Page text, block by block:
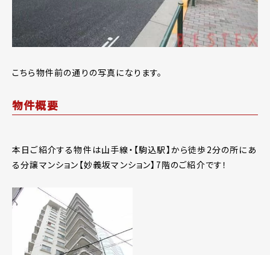
こちら物件前の通りの写真になります。
物件概要
本日ご紹介する物件は山手線・【駒込駅】から徒歩2分の所にあ
る分譲マンション【妙義坂マンション】7階のご紹介です！